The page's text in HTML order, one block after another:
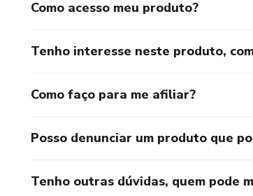
Como acesso meu produto?
Tenho interesse neste produto,
Como faço para me afiliar?
Posso denunciar um produto que
Tenho outras dúvidas, quem pode